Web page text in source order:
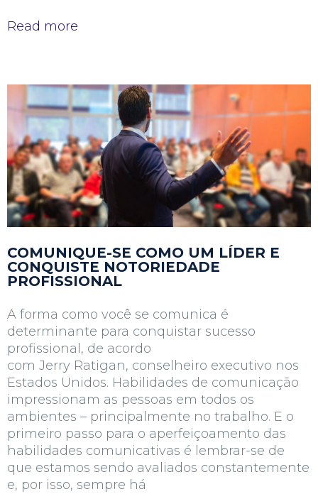
Read more
COMUNIQUE-SE COMO UM LÍDER E
CONQUISTE NOTORIEDADE
PROFISSIONAL
A forma como você se comunica é
determinante para conquistar sucesso
profissional, de acordo
com Jerry Ratigan, conselheiro executivo nos
Estados Unidos. Habilidades de comunicação
impressionam as pessoas em todos os
ambientes – principalmente no trabalho. E o
primeiro passo para o aperfeiçoamento das
habilidades comunicativas é lembrar-se de
que estamos sendo avaliados constantemente
e, por isso, sempre há